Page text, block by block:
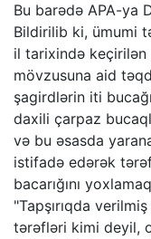
Bu barədə APA-ya
Bildirilib ki, ümumi
il tarixində keçirilən
mövzusuna aid
şagirdlərin iti
daxili çarpaz
və bu əsasda
istifadə edərək
bacarığını
"Tapşırıqda
tərəfləri kimi deyil,